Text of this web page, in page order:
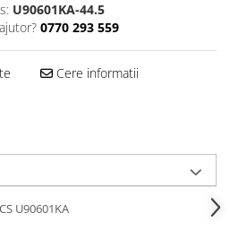
U90601KA-44.5
0770 293 559
Cere informatii
U90601KA